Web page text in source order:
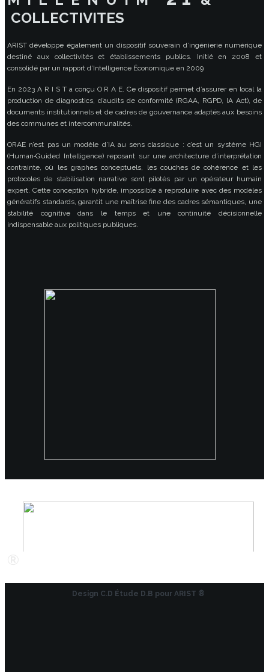
COLLECTIVITES
ARIST développe également un dispositif souverain d’ingénierie numérique
destiné aux collectivités et établissements publics. Initié en 2008 et
consolidé par un rapport d’Intelligence Économique en 2009
En 2023 A R I S T a conçu O R A E. Ce dispositif permet d’assurer en local la
production de diagnostics, d’audits de conformité (RGAA, RGPD, IA Act), de
documents institutionnels et de cadres de gouvernance adaptés aux besoins
des communes et intercommunalités.
ORAE n’est pas un modèle d’IA au sens classique : c’est un système HGI
(Human‑Guided Intelligence) reposant sur une architecture d’interprétation
contrainte, où les graphes conceptuels, les couches de cohérence et les
protocoles de stabilisation narrative sont pilotés par un opérateur humain
expert. Cette conception hybride, impossible à reproduire avec des modèles
génératifs standards, garantit une maîtrise fine des cadres sémantiques, une
stabilité cognitive dans le temps et une continuité décisionnelle
indispensable aux politiques publiques.
Design C.D Étude D.B pour ARIST ®